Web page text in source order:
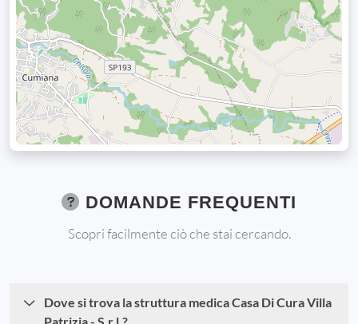
DOMANDE FREQUENTI
Scopri facilmente ciò che stai cercando.
Dove si trova la struttura medica Casa Di Cura Villa